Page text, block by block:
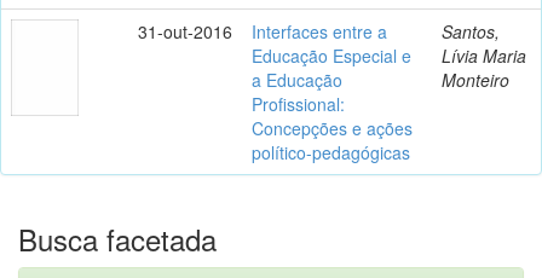
31-out-2016
Interfaces entre a
Educação Especial e
a Educação
Profissional:
Concepções e ações
político-pedagógicas
Santos,
Lívia Maria
Monteiro
Busca facetada